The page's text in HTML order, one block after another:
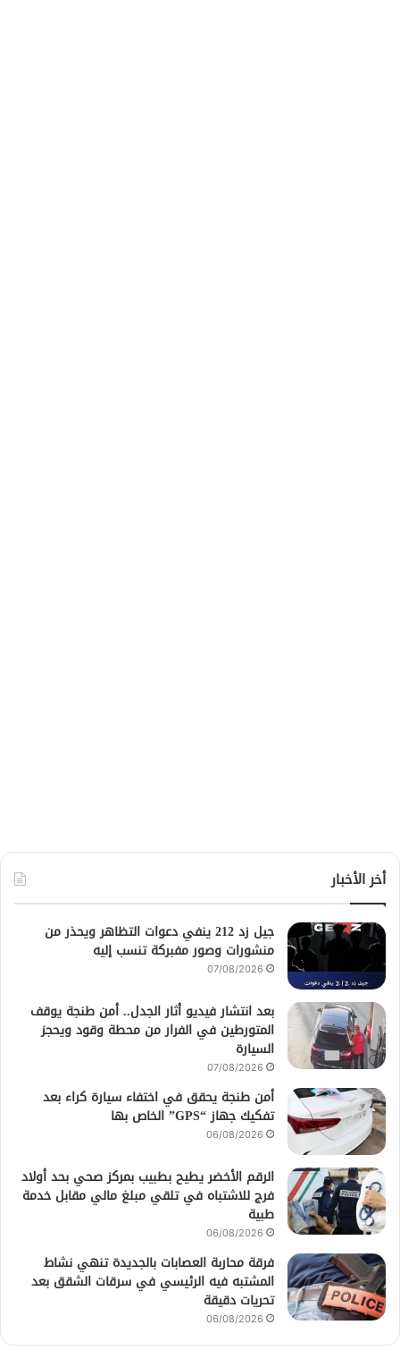
أخر الأخبار
جيل زد 212 ينفي دعوات التظاهر ويحذر من
منشورات وصور مفبركة تنسب إليه
07/08/2026
بعد انتشار فيديو أثار الجدل.. أمن طنجة يوقف
المتورطين في الفرار من محطة وقود ويحجز
السيارة
07/08/2026
أمن طنجة يحقق في اختفاء سيارة كراء بعد
تفكيك جهاز “GPS” الخاص بها
06/08/2026
الرقم الأخضر يطيح بطبيب بمركز صحي بحد أولاد
فرج للاشتباه في تلقي مبلغ مالي مقابل خدمة
طبية
06/08/2026
فرقة محاربة العصابات بالجديدة تنهي نشاط
المشتبه فيه الرئيسي في سرقات الشقق بعد
تحريات دقيقة
06/08/2026